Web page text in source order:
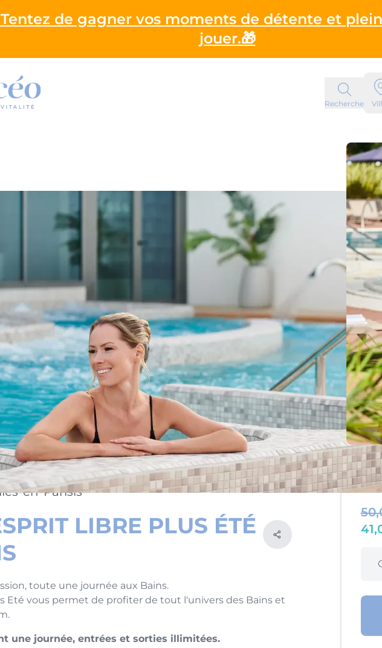
de gagner vos moments de détente et
jouer.🎁
Recherche
en-Parisis
LIBRE PLUS ÉTÉ
toute une journée aux Bains.
Eté vous permet de profiter de tout l'univers des Bains et
une journée, entrées et sorties illimitées.